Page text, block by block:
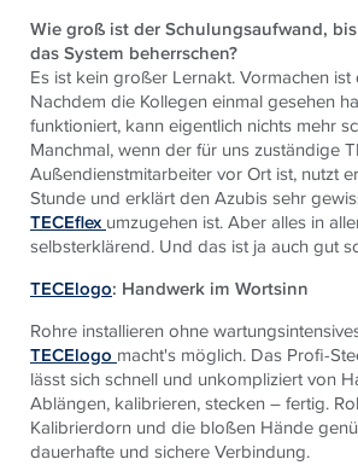
Wie groß ist der Schulungsaufwand,
das System beherrschen?
Es ist kein großer Lernakt. Vormachen ist
Nachdem die Kollegen einmal gesehen
funktioniert, kann eigentlich nichts mehr
Manchmal, wenn der für uns zuständige
Außendienstmitarbeiter vor Ort ist, nutzt
Stunde und erklärt den Azubis sehr
TECEflex umzugehen ist. Aber alles in
selbsterklärend. Und das ist ja auch gut
TECElogo: Handwerk im Wortsinn
Rohre installieren ohne
TECElogo macht's möglich. Das Profi-
lässt sich schnell und unkompliziert von
Ablängen, kalibrieren, stecken – fertig.
Kalibrierdorn und die bloßen Hände
dauerhafte und sichere Verbindung.